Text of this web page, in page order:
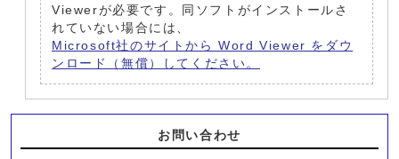
Viewerが必要です。同ソフトがインストールさ
れていない場合には、
Microsoft社のサイトから Word Viewer をダウ
ンロード（無償）してください。
お問い合わせ